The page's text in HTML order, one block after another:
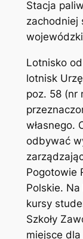
Stacja
zachodniej
Lotnisko
lotnisk
poz. 58 (nr
własnego.
odbywać
Pogotowie
Polskie.
kursy
Szkoły
miejsce